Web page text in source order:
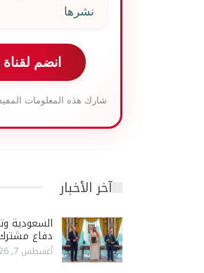
نشرها
انضم
شارك هذه المعلومات
آخر الأخبار
السعودية
دفاع
أغسطس 7, 2026